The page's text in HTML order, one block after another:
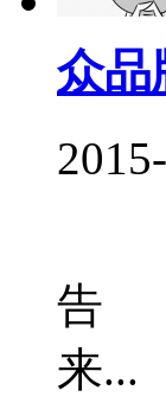
众
今
告
来